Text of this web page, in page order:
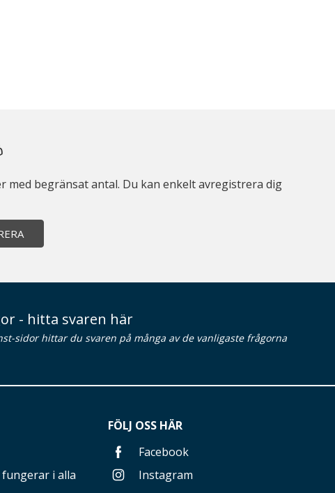
med begränsat antal. Du kan enkelt avregistrera dig
- hitta svaren här
sidor hittar du svaren på många av de vanligaste frågorna
i alla
FÖLJ OSS HÄR
Facebook
Instagram